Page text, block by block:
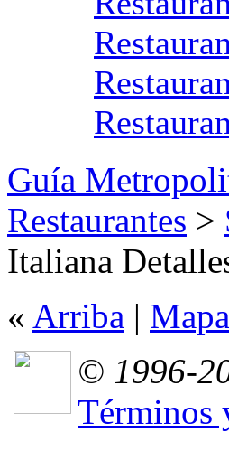
Guía
Restaurantes >
Italiana
« Arriba |
© 1996-
Términos